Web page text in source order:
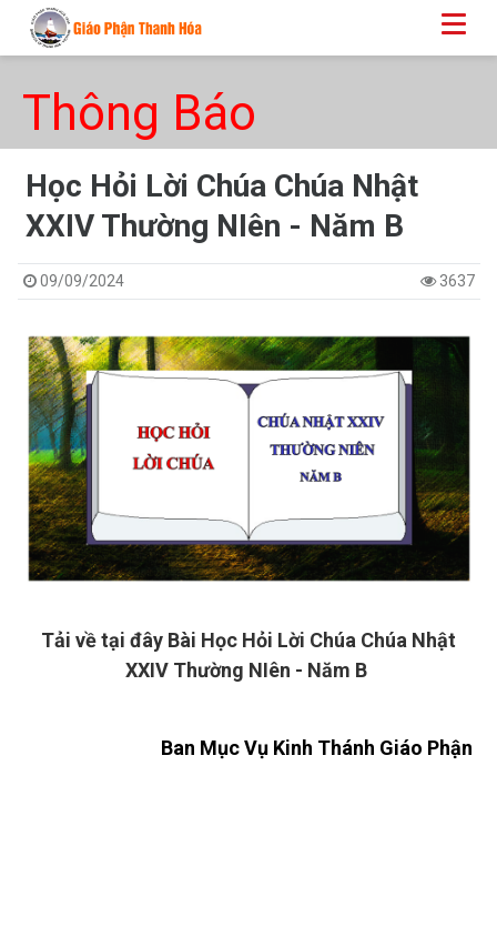
Thông Báo
Học Hỏi Lời Chúa Chúa Nhật
XXIV Thường NIên - Năm B
09/09/2024 3637
Tải về tại đây Bài Học Hỏi Lời Chúa Chúa Nhật
XXIV Thường NIên - Năm B
Ban Mục Vụ Kinh Thánh Giáo Phận